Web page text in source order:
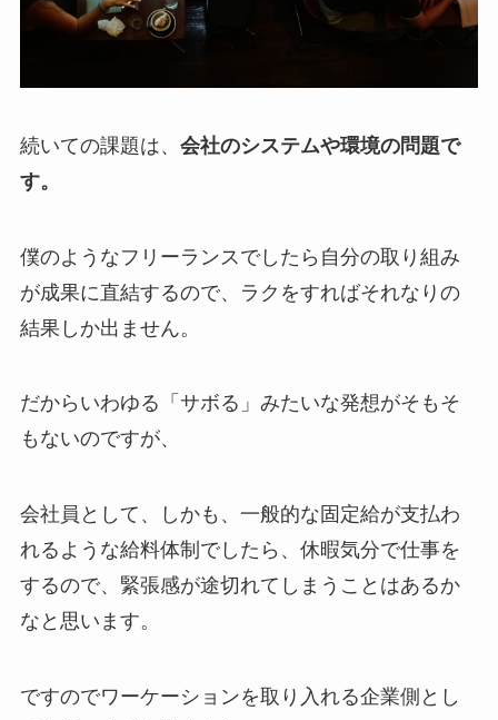
続いての課題は、 会社のシステムや環境の問題で
す。
僕のようなフリーランスでしたら自分の取り組み
が成果に直結するので、ラクをすればそれなりの
結果しか出ません。
だからいわゆる「サボる」みたいな発想がそもそ
もないのですが、
会社員として、しかも、一般的な固定給が支払わ
れるような給料体制でしたら、休暇気分で仕事を
するので、緊張感が途切れてしまうことはあるか
なと思います。
ですのでワーケーションを取り入れる企業側とし